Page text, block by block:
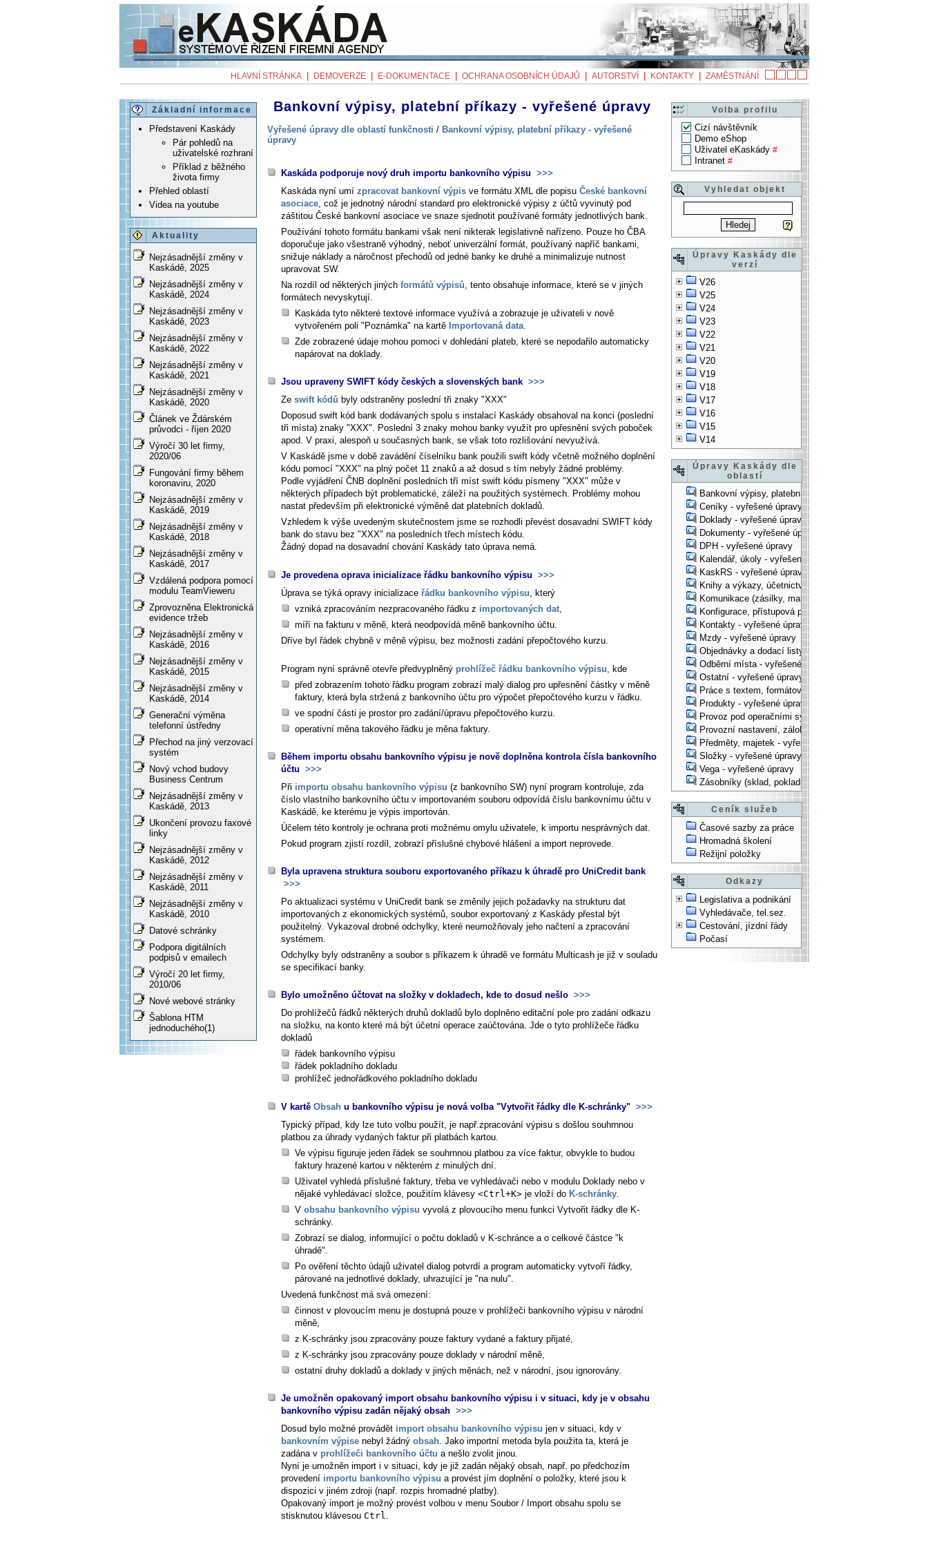
HLAVNÍ STRÁNKA DEMOVERZE E-DOKUMENTACE OCHRANA OSOBNÍCH ÚDAJŮ AUTORSTVÍ KONTAKTY ZAMĚSTNÁNÍ
Základní informace
Představení Kaskády
Pár pohledů na
uživatelské rozhraní
Příklad z běžného
života firmy
Přehled oblastí
Videa na youtube
Aktuality
Nejzásadnější změny v
Kaskádě, 2025
Nejzásadnější změny v
Kaskádě, 2024
Nejzásadnější změny v
Kaskádě, 2023
Nejzásadnější změny v
Kaskádě, 2022
Nejzásadnější změny v
Kaskádě, 2021
Nejzásadnější změny v
Kaskádě, 2020
Článek ve Ždárském
průvodci - říjen 2020
Výročí 30 let firmy,
2020/06
Fungování firmy během
koronaviru, 2020
Nejzásadnější změny v
Kaskádě, 2019
Nejzásadnější změny v
Kaskádě, 2018
Nejzásadnější změny v
Kaskádě, 2017
Vzdálená podpora pomocí
modulu TeamVieweru
Zprovozněna Elektronická
evidence tržeb
Nejzásadnější změny v
Kaskádě, 2016
Nejzásadnější změny v
Kaskádě, 2015
Nejzásadnější změny v
Kaskádě, 2014
Generační výměna
telefonní ústředny
Přechod na jiný verzovací
systém
Nový vchod budovy
Business Centrum
Nejzásadnější změny v
Kaskádě, 2013
Ukončení provozu faxové
linky
Nejzásadnější změny v
Kaskádě, 2012
Nejzásadnější změny v
Kaskádě, 2011
Nejzásadnější změny v
Kaskádě, 2010
Datové schránky
Podpora digitálních
podpisů v emailech
Výročí 20 let firmy,
2010/06
Nové webové stránky
Šablona HTM
jednoduchého(1)
Volba profilu
Cizí návštěvník
Demo eShop
Uživatel eKaskády #
Intranet #
Vyhledat objekt
Úpravy Kaskády dle
verzí
V26
V25
V24
V23
V22
V21
V20
V19
V18
V17
V16
V15
V14
Úpravy Kaskády dle
oblastí
Bankovní výpisy, platební příkazy - vyřešené úpravy
Ceníky - vyřešené úpravy
Doklady - vyřešené úpravy
Dokumenty - vyřešené úpravy
DPH - vyřešené úpravy
Kalendář, úkoly - vyřešené úpravy
KaskRS - vyřešené úpravy
Knihy a výkazy, účetnictví - vyřešené úpravy
Komunikace (zásilky, mail-systém, ...) - vyřešené úpravy
Konfigurace, přístupová práva, ... - vyřešené úpravy
Kontakty - vyřešené úpravy
Mzdy - vyřešené úpravy
Objednávky a dodací listy - vyřešené úpravy
Odběrní místa - vyřešené úpravy
Ostatní - vyřešené úpravy
Práce s textem, formátování, ... - vyřešené úpravy
Produkty - vyřešené úpravy
Provoz pod operačními systémy, technologické věci -
Provozní nastavení, zálohování, instalace, ... -
Předměty, majetek - vyřešené úpravy
Složky - vyřešené úpravy
Vega - vyřešené úpravy
Zásobníky (sklad, pokladna, bank. účet) - vyřešené
Ceník služeb
Časové sazby za práce
Hromadná školení
Režijní položky
Odkazy
Legislativa a podnikání
Vyhledávače, tel.sez.
Cestování, jízdní řády
Počasí
Bankovní výpisy, platební příkazy - vyřešené úpravy
Vyřešené úpravy dle oblastí funkčnosti / Bankovní výpisy, platební příkazy - vyřešené
úpravy
Kaskáda podporuje nový druh importu bankovního výpisu >>>
Kaskáda nyní umí zpracovat bankovní výpis ve formátu XML dle popisu České bankovní
asociace, což je jednotný národní standard pro elektronické výpisy z účtů vyvinutý pod
záštitou České bankovní asociace ve snaze sjednotit používané formáty jednotlivých bank.
Používání tohoto formátu bankami však není nikterak legislativně nařízeno. Pouze ho ČBA
doporučuje jako všestraně výhodný, neboť univerzální formát, používaný napříč bankami,
snižuje náklady a náročnost přechodů od jedné banky ke druhé a minimalizuje nutnost
upravovat SW.
Na rozdíl od některých jiných formátů výpisů, tento obsahuje informace, které se v jiných
formátech nevyskytují.
Kaskáda tyto některé textové informace využívá a zobrazuje je uživateli v nově
vytvořeném poli "Poznámka" na kartě Importovaná data.
Zde zobrazené údaje mohou pomoci v dohledání plateb, které se nepodařilo automaticky
napárovat na doklady.
Jsou upraveny SWIFT kódy českých a slovenských bank >>>
Ze swift kódů byly odstraněny poslední tři znaky "XXX"
Doposud swift kód bank dodávaných spolu s instalací Kaskády obsahoval na konci (poslední
tři místa) znaky "XXX". Poslední 3 znaky mohou banky využít pro upřesnění svých poboček
apod. V praxi, alespoň u současných bank, se však toto rozlišování nevyužívá.
V Kaskádě jsme v době zavádění číselníku bank použili swift kódy včetně možného doplnění
kódu pomocí "XXX" na plný počet 11 znaků a až dosud s tím nebyly žádné problémy.
Podle vyjádření ČNB doplnění posledních tří míst swift kódu písmeny "XXX" může v
některých případech být problematické, záleží na použitých systémech. Problémy mohou
nastat především při elektronické výměně dat platebních dokladů.
Vzhledem k výše uvedeným skutečnostem jsme se rozhodli převést dosavadní SWIFT kódy
bank do stavu bez "XXX" na posledních třech místech kódu.
Žádný dopad na dosavadní chování Kaskády tato úprava nemá.
Je provedena oprava inicializace řádku bankovního výpisu >>>
Úprava se týká opravy inicializace řádku bankovního výpisu , který
vzniká zpracováním nezpracovaného řádku z importovaných dat
míří na fakturu v měně, která neodpovídá měně bankovního účtu.
Dříve byl řádek chybně v měně výpisu, bez možnosti zadání přepočtového kurzu.
Program nyní správně otevře předvyplněný prohlížeč řádku bankovního výpisu , kde
před zobrazením tohoto řádku program zobrazí malý dialog pro upřesnění částky v měně
faktury, která byla stržená z bankovního účtu pro výpočet přepočtového kurzu v řádku.
ve spodní části je prostor pro zadání/úpravu přepočtového kurzu.
operativní měna takového řádku je měna faktury.
Během importu obsahu bankovního výpisu je nově doplněna kontrola čísla bankovního
účtu >>>
Při importu obsahu bankovního výpisu (z bankovního SW) nyní program kontroluje, zda
číslo vlastního bankovního účtu v importovaném souboru odpovídá číslu bankovnímu účtu v
Kaskádě, ke kterému je výpis importován.
Účelem této kontroly je ochrana proti možnému omylu uživatele, k importu nesprávných dat.
Pokud program zjistí rozdíl, zobrazí příslušné chybové hlášení a import neprovede.
Byla upravena struktura souboru exportovaného příkazu k úhradě pro UniCredit bank
>>>
Po aktualizaci systému v UniCredit bank se změnily jejich požadavky na strukturu dat
importovaných z ekonomických systémů, soubor exportovaný z Kaskády přestal být
použitelný. Vykazoval drobné odchylky, které neumožňovaly jeho načtení a zpracování
systémem.
Odchylky byly odstraněny a soubor s příkazem k úhradě ve formátu Multicash je již v souladu
se specifikací banky.
Bylo umožněno účtovat na složky v dokladech, kde to dosud nešlo >>>
Do prohlížečů řádků některých druhů dokladů bylo doplněno editační pole pro zadání odkazu
na složku, na konto které má být účetní operace zaúčtována. Jde o tyto prohlížeče řádku
dokladů
řádek bankovního výpisu
řádek pokladního dokladu
prohlížeč jednořádkového pokladního dokladu
V kartě Obsah u bankovního výpisu je nová volba "Vytvořit řádky dle K-schránky" >>>
Typický případ, kdy lze tuto volbu použít, je např.zpracování výpisu s došlou souhrnnou
platbou za úhrady vydaných faktur při platbách kartou.
Ve výpisu figuruje jeden řádek se souhrnnou platbou za více faktur, obvykle to budou
faktury hrazené kartou v některém z minulých dní.
Uživatel vyhledá příslušné faktury, třeba ve vyhledávači nebo v modulu Doklady nebo v
nějaké vyhledávací složce, použitím klávesy <Ctrl+K> je vloží do K-schránky
V obsahu bankovního výpisu vyvolá z plovoucího menu funkci Vytvořit řádky dle K-
schránky.
Zobrazí se dialog, informující o počtu dokladů v K-schránce a o celkové částce "k
úhradě".
Po ověření těchto údajů uživatel dialog potvrdí a program automaticky vytvoří řádky,
párované na jednotlivé doklady, uhrazující je "na nulu".
Uvedená funkčnost má svá omezení:
činnost v plovoucím menu je dostupná pouze v prohlížeči bankovního výpisu v národní
měně,
z K-schránky jsou zpracovány pouze faktury vydané a faktury přijaté,
z K-schránky jsou zpracovány pouze doklady v národní měně,
ostatní druhy dokladů a doklady v jiných měnách, než v národní, jsou ignorovány.
Je umožněn opakovaný import obsahu bankovního výpisu i v situaci, kdy je v obsahu
bankovního výpisu zadán nějaký obsah >>>
Dosud bylo možné provádět import obsahu bankovního výpisu jen v situaci, kdy v
bankovním výpise nebyl žádný obsah . Jako importní metoda byla použita ta, která je
zadána v prohlížeči bankovního účtu a nešlo zvolit jinou.
Nyní je umožněn import i v situaci, kdy je již zadán nějaký obsah, např. po předchozím
provedení importu bankovního výpisu a provést jím doplnění o položky, které jsou k
dispozici v jiném zdroji (např. rozpis hromadné platby).
Opakovaný import je možný provést volbou v menu Soubor / Import obsahu spolu se
stisknutou klávesou Ctrl